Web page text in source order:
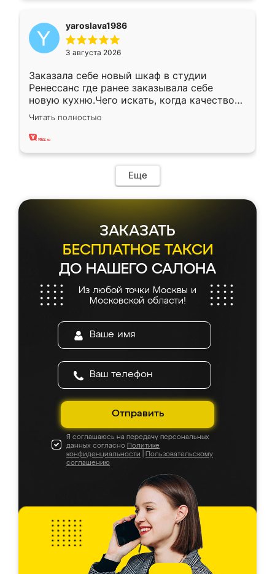
yaroslava1986
3 августа 2026
Заказала себе новый шкаф в студии
Ренессанс где ранее заказывала себе
новую кухню.Чего искать, когда качеством
вполне довольна. Служит кухня уже почти
два года, нареканий нет.
Читать полностью
Еще
ЗАКАЗАТЬ
БЕСПЛАТНОЕ ТАКСИ
ДО НАШЕГО САЛОНА
Из любой точки Москвы и
Московской области!
Отправить
Я соглашаюсь на передачу персональных
данных согласно Политике
конфиденциальности
Пользовательскому
соглашению